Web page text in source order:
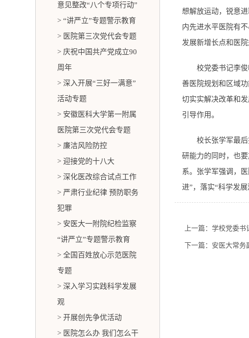
意见整改“八个专项行动”
> “讲严立”专题警示教育
> 医院第三次党代会专题
> 庆祝中国共产党成立90
周年
> 深入开展“三好一满意”
活动专题
> 安徽医科大学第一附属
医院第三次党代会专题
> 廉洁风险防控
> 迎接党的十八大
> 深化医改综合试点工作
> 严肃行业纪律 预防职务
犯罪
> 安医大一附院纪检监察
“讲严立”专题警示教育
> 全国百姓放心示范医院
专题
> 深入学习实践科学发展
观
> 开展创先争优活动
> 医院怎么办 我们怎么干
想解放运动，锐意
内先进水平医院有
发展新增长点和医
校党委书记李
善医院规划和区域
切实实解决改革和
引导作用。
校长张学军最
研能力的同时，也
系。张学军强调，
进”，落实“科学发
上一篇：学校党委
下一篇：安医大常